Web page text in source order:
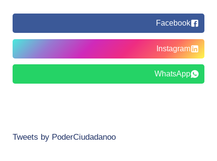
Facebook
Instagram
WhatsApp
Tweets by PoderCiudadanoo